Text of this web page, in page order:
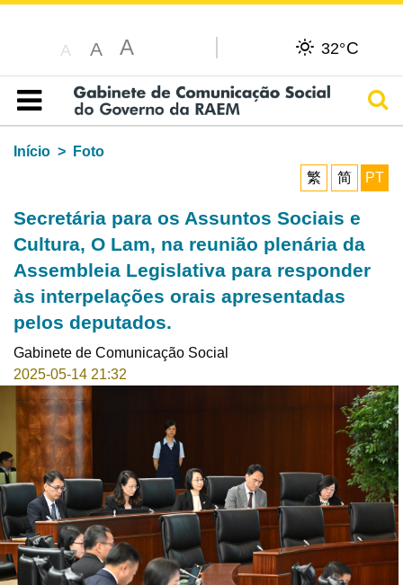
A A A 32°C
Índice
Início
Foto
繁
简 PT
Secretária para os Assuntos Sociais e
Cultura, O Lam, na reunião plenária da
Assembleia Legislativa para responder
às interpelações orais apresentadas
pelos deputados.
Gabinete de Comunicação Social
2025-05-14 21:32